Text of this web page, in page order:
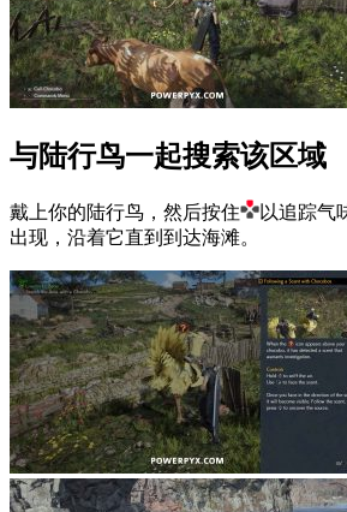
与陆行鸟一起搜索该区域
戴上你的陆行鸟，然后按住 以追踪气
出现，沿着它直到到达海滩。